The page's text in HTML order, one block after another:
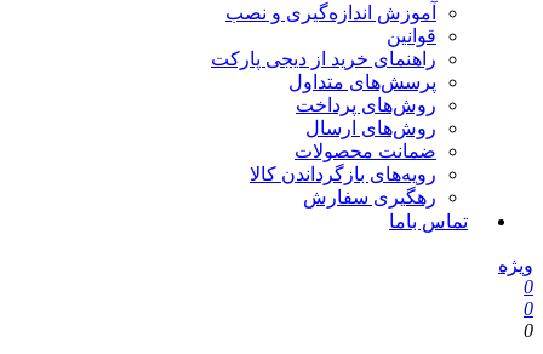
آموزش اندازه‌گیری و نصب
قوانین
راهنمای خرید از دیجی پارکت
پرسش‌های متداول
روش‌های پرداخت
روش‌های ارسال
ضمانت محصولات
رویه‌های بازگرداندن کالا
رهگیری سفارش
تماس باما
ویژه
0
0
0